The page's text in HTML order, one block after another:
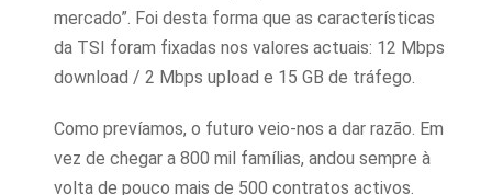
mercado”. Foi desta forma que as características
da TSI foram fixadas nos valores actuais: 12 Mbps
download / 2 Mbps upload e 15 GB de tráfego.
Como prevíamos, o futuro veio-nos a dar razão. Em
vez de chegar a 800 mil famílias, andou sempre à
volta de pouco mais de 500 contratos activos.